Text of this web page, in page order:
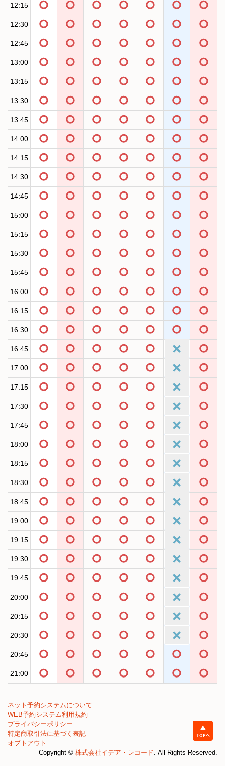
12:15
12:30
12:45
13:00
13:15
13:30
13:45
14:00
14:15
14:30
14:45
15:00
15:15
15:30
15:45
16:00
16:15
16:30
16:45
17:00
17:15
17:30
17:45
18:00
18:15
18:30
18:45
19:00
19:15
19:30
19:45
20:00
20:15
20:30
20:45
21:00
ネット予約システムについて
WEB予約システム利用規約
プライバシーポリシー
特定商取引法に基づく表記
オプトアウト
Copyright © 株式会社イデア・レコード . All Rights Reserved.